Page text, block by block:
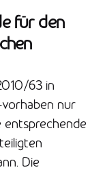
für den
63 in
vorhaben nur
entsprechende
Die